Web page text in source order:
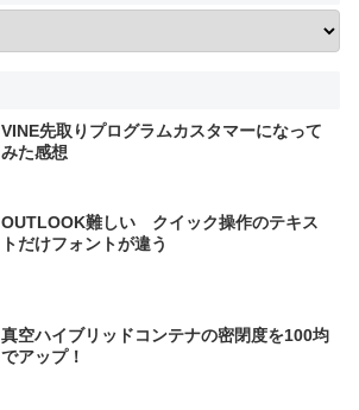
VINE先取りプログラムカスタマーになって
みた感想
OUTLOOK難しい クイック操作のテキス
トだけフォントが違う
真空ハイブリッドコンテナの密閉度を100均
でアップ！